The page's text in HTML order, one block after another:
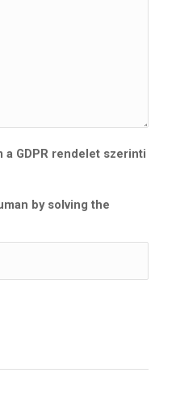
a GDPR rendelet szerinti
by solving the